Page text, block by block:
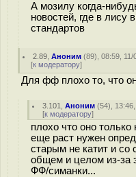
А мозилу когда-
новостей, где в лису
стандартов
2.89 ,Аноним (89), 08:59, 11/
[к модератору]
Для фф плохо то, что
3.101 ,Аноним (54),
[к модератору]
плохо что оно только
еще раст нужен
старым не катит и со
общем и целом из-за
ФФ/симанки...